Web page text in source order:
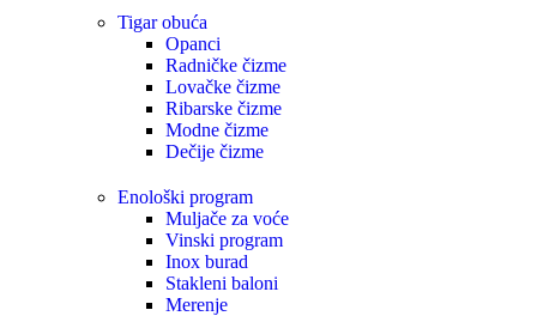
Tigar obuća
Opanci
Radničke čizme
Lovačke čizme
Ribarske čizme
Modne čizme
Dečije čizme
Enološki program
Muljače za voće
Vinski program
Inox burad
Stakleni baloni
Merenje